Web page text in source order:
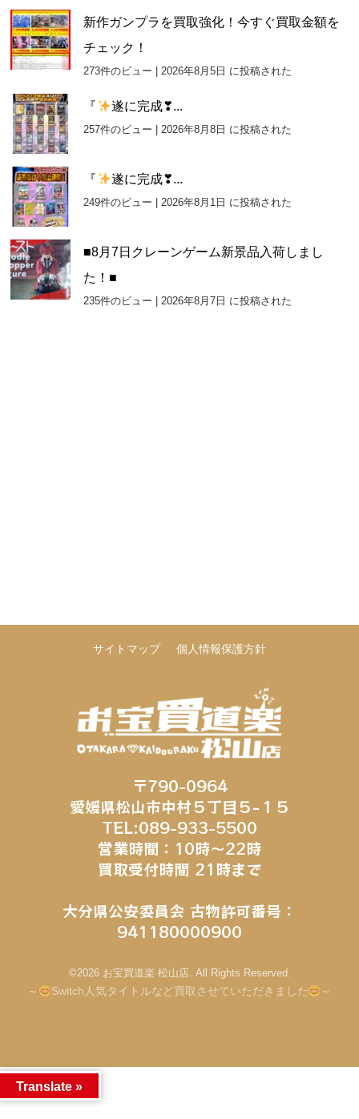
新作ガンプラを買取強化！今すぐ買取金額を
チェック！
273件のビュー |2026年8月5日 に投稿された
『 遂に完成❣...
257件のビュー |2026年8月8日 に投稿された
『 遂に完成❣...
249件のビュー |2026年8月1日 に投稿された
■8月7日クレーンゲーム新景品入荷しまし
た！■
235件のビュー |2026年8月7日 に投稿された
サイトマップ 個人情報保護方針
〒790-0964
愛媛県松山市中村５丁目５−１５
TEL:089-933-5500
営業時間：10時～22時
買取受付時間 21時まで
大分県公安委員会 古物許可番号：
941180000900
©2026 お宝買道楽 松山店. All Rights Reserved.
～
Switch人気タイトルなど買取させていただきました ～
Translate »